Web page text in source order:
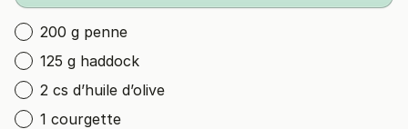
200 g penne
125 g haddock
2 cs d’huile d’olive
1 courgette